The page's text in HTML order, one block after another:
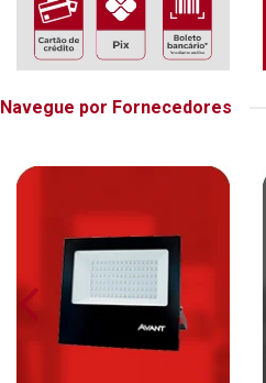
Navegue por Fornecedores